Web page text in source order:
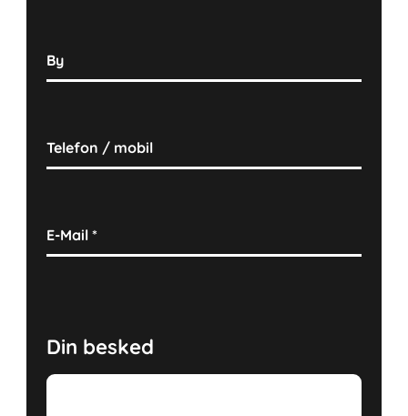
By
Telefon / mobil
E-Mail*
Din besked